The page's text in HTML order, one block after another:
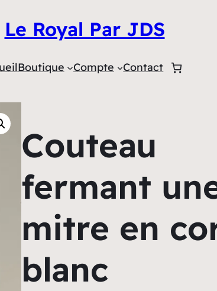
Le Royal Par JDS
Boutique Compte Contact
Couteau
fermant
mitre en
blanc